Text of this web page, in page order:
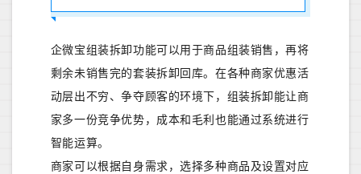
企微宝组装拆卸功能可以用于商品组装销售，再将
剩余未销售完的套装拆卸回库。在各种商家优惠活
动层出不穷、争夺顾客的环境下，组装拆卸能让商
家多一份竞争优势，成本和毛利也能通过系统进行
智能运算。
商家可以根据自身需求，选择多种商品及设置对应